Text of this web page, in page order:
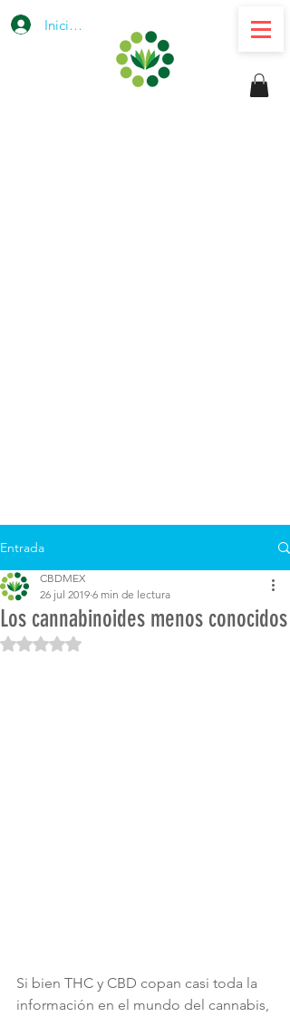
Iniciar sesión
Entrada
Los cannabinoides menos conocidos
CBDMEX
26 jul 2019 6 min de lectura
Obtuvo NaN de 5 estrellas.
Si bien THC y CBD copan casi toda la
información en el mundo del cannabis,